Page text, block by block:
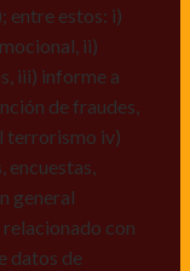
vi) reportes
de protección
mis derechos
solicitar
presentar
entre estos: i)
ii)
iii) informe a
de fraudes,
terrorismo iv)
general
con
datos de